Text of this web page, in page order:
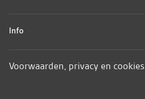
Info
Voorwaarden, privacy en cookies